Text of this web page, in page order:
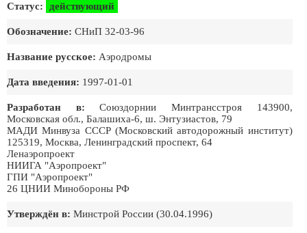
Статус: действующий
Обозначение: СНиП 32-03-96
Название русское: Аэродромы
Дата введения: 1997-01-01
Разработан в: Союздорнии Минтрансстроя 143900,
Московская обл., Балашиха-6, ш. Энтузиастов, 79
МАДИ Минвуза СССР (Московский автодорожный институт)
125319, Москва, Ленинградский проспект, 64
Ленаэропроект
НИИГА "Аэропроект"
ГПИ "Аэропроект"
26 ЦНИИ Минобороны РФ
Утверждён в: Минстрой России (30.04.1996)